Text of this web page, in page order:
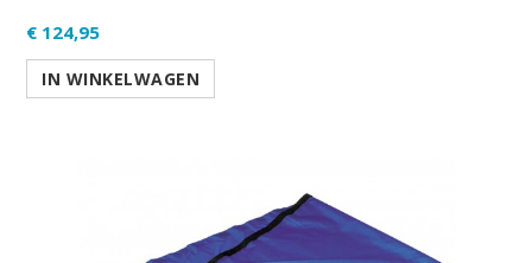
€ 124,95
IN WINKELWAGEN